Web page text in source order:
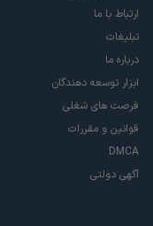
ارتباط با ما
تبلیغات
درباره ما
ابزار توسعه دهندگان
فرصت های شغلی
قوانین و مقررات
DMCA
آگهی دولتی